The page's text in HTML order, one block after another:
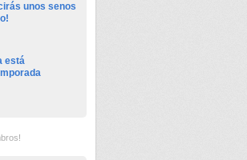
unos senos
está